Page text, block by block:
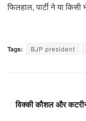
फिलहाल, पार्टी ने या
Tags: BJP president
विक्की कौशल और